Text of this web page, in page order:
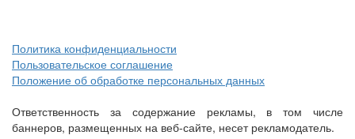
Политика конфиденциальности
Пользовательское соглашение
Положение об обработке персональных данных
Ответственность за содержание рекламы, в том числе
баннеров, размещенных на веб-сайте, несет рекламодатель.